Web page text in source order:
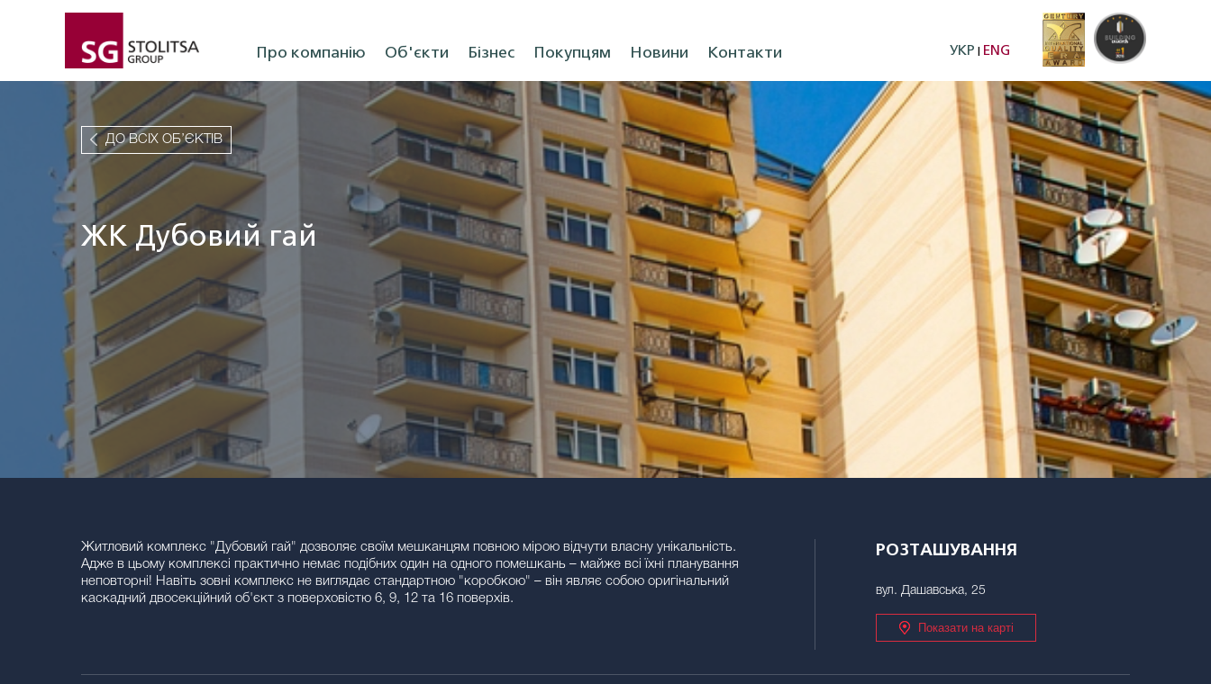
Про компанію Об'єкти Бізнес Покупцям Новини Контакти УКР | ENG
ДО ВСІХ ОБ’ЄКТІВ
ЖК Дубовий гай
Житловий комплекс "Дубовий гай" дозволяє своїм мешканцям повною мірою відчути власну унікальність.
Адже в цьому комплексі практично немає подібних один на одного помешкань – майже всі їхні планування
неповторні! Навіть зовні комплекс не виглядає стандартною "коробкою" – він являє собою оригінальний
каскадний двосекційний об'єкт з поверховістю 6, 9, 12 та 16 поверхів.
РОЗТАШУВАННЯ
вул. Дашавська, 25
Показати на карті